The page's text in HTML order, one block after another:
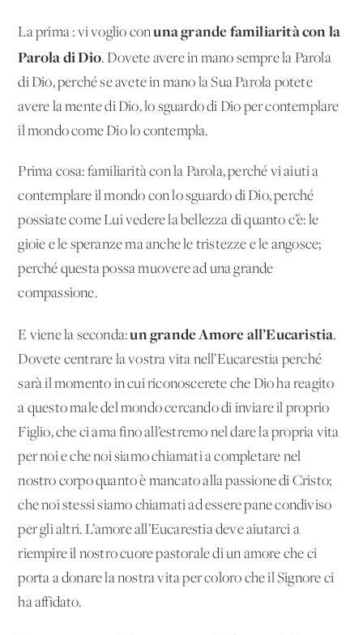
La prima : vi voglio conuna grandefamiliarità con la
Parola di Dio. Dovete avere in mano sempre la Parola
di Dio, perché se avete in mano la Sua Parola potete
avere la mente di Dio, lo sguardo di Dio per contemplare
il mondo come Dio lo contempla.
Prima cosa: familiarità con la Parola, perché vi aiuti a
contemplare il mondo con lo sguardo di Dio, perché
possiate come Lui vedere la bellezza di quanto c’è: le
gioie e le speranze ma anche le tristezze e le angosce;
perché questa possa muovere ad una grande
compassione.
E viene la seconda:un grande Amore all’Eucaristia.
Dovete centrare la vostra vita nell’Eucarestia perché
sarà il momento in cui riconoscerete che Dio ha reagito
a questo male del mondo cercando di inviare il proprio
Figlio, che ci ama fino all’estremo nel dare la propria vita
per noi e che noi siamo chiamati a completare nel
nostro corpo quanto è mancato alla passione di Cristo;
che noi stessi siamo chiamati ad essere pane condiviso
per gli altri. L’amore all’Eucarestia deve aiutarci a
riempire il nostro cuore pastorale di un amore che ci
porta a donare la nostra vita per coloro che il Signore ci
ha affidato.